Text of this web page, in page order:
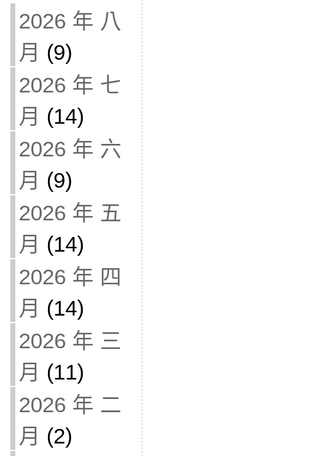
2026 年 八
月 (9)
2026 年 七
月 (14)
2026 年 六
月 (9)
2026 年 五
月 (14)
2026 年 四
月 (14)
2026 年 三
月 (11)
2026 年 二
月 (2)